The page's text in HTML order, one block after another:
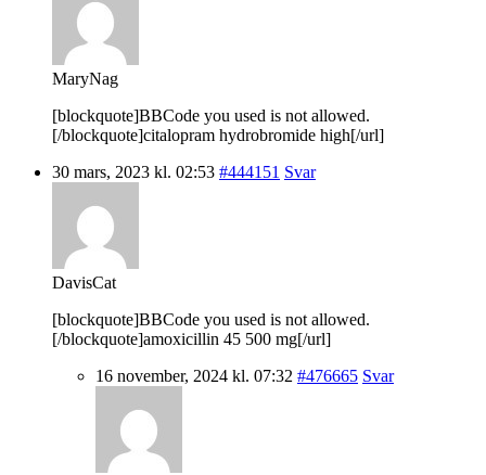
MaryNag
[blockquote]BBCode you used is not allowed.
[/blockquote]citalopram hydrobromide high[/url]
30 mars, 2023 kl. 02:53 #444151 Svar
DavisCat
[blockquote]BBCode you used is not allowed.
[/blockquote]amoxicillin 45 500 mg[/url]
16 november, 2024 kl. 07:32 #476665 Svar